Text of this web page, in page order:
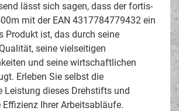
lässt sich sagen, dass der fortis-
mit der EAN 4317784779432 ein
Produkt ist, das durch seine
seine vielseitigen
und seine wirtschaftlichen
Erleben Sie selbst die
Leistung dieses Drehstifts und
Effizienz Ihrer Arbeitsabläufe.